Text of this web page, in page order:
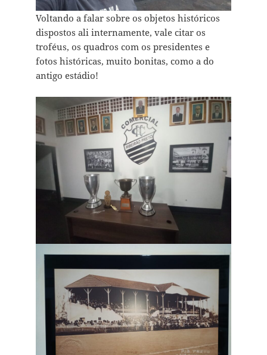
Voltando a falar sobre os objetos históricos
dispostos ali internamente, vale citar os
troféus, os quadros com os presidentes e
fotos históricas, muito bonitas, como a do
antigo estádio!